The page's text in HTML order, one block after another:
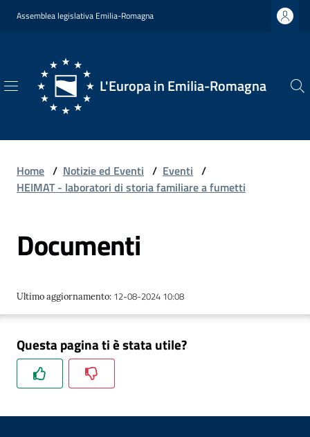
Vai al contenuto
Vai alla navigazione
Vai al footer
Assemblea legislativa Emilia-Romagna
L'Europa in Emilia-Romagna
L'Europa
Romagna
Chi
Siamo
Formazione
Notizie
Home / Notizie ed Eventi / Eventi /
HEIMAT - laboratori di storia familiare a fumetti
Documenti
Ultimo aggiornamento: 12-08-2024 10:08
Questa pagina ti è stata utile?